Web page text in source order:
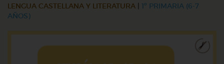
LENGUA CASTELLANA Y LITERATURA
1º PRIMARIA (6-7
AÑOS)